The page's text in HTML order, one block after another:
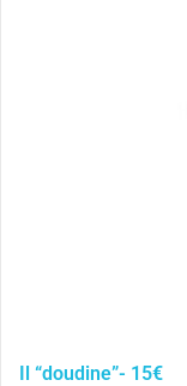
Il “doudine”- 15€